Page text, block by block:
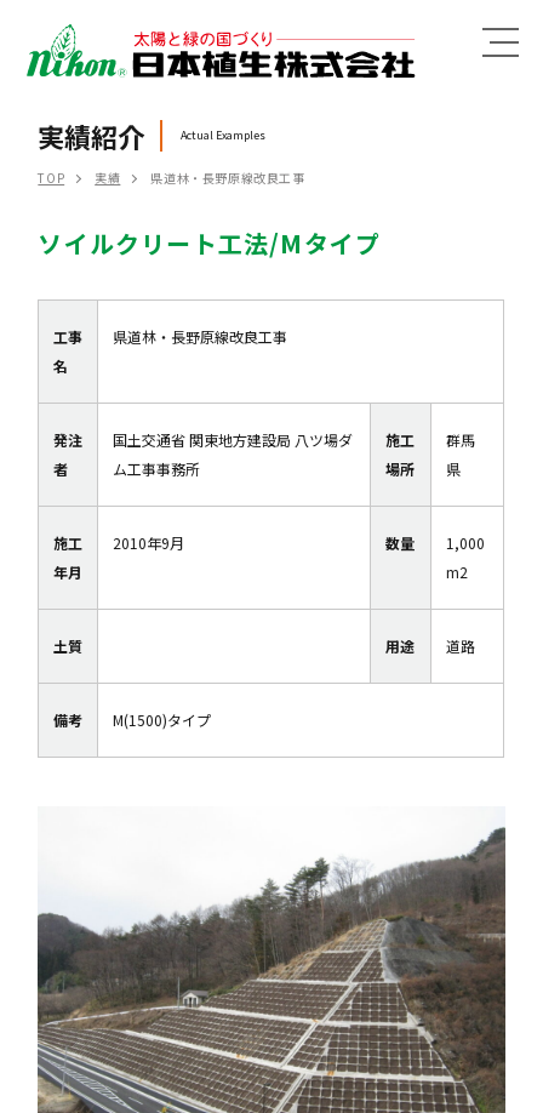
MENU
実績紹介 Actual Examples
TOP 実績 県道林・長野原線改良工事
ソイルクリート工法/Mタイプ
工事
名
県道林・長野原線改良工事
発注
者
国土交通省 関東地方建設局 八ツ場ダ
ム工事事務所
施工
場所
群馬
県
施工
年月
2010年9月 数量
1,000
m2
土質 用途 道路
備考 M(1500)タイプ